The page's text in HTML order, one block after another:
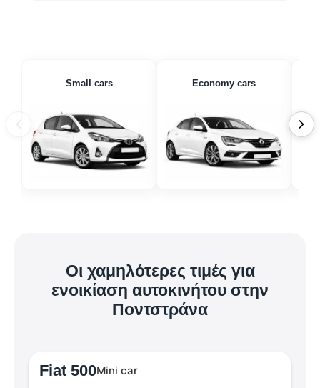
Small cars Economy cars
Οι χαμηλότερες τιμές για
ενοικίαση αυτοκινήτου στην
Ποντστράνα
Fiat 500Mini car